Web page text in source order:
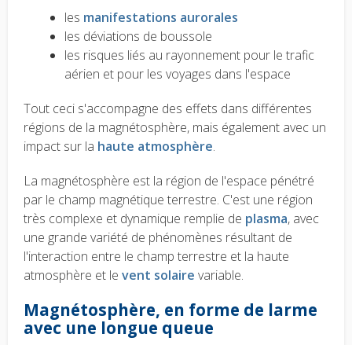
les manifestations aurorales
les déviations de boussole
les risques liés au rayonnement pour le trafic
aérien et pour les voyages dans l'espace
Tout ceci s'accompagne des effets dans différentes
régions de la magnétosphère, mais également avec un
impact sur la haute atmosphère.
La magnétosphère est la région de l'espace pénétré
par le champ magnétique terrestre. C'est une région
très complexe et dynamique remplie de plasma, avec
une grande variété de phénomènes résultant de
l'interaction entre le champ terrestre et la haute
atmosphère et le vent solaire variable.
Magnétosphère, en forme de larme
avec une longue queue